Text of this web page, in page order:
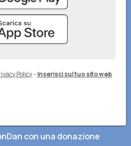
Policy–Inserisci sul tuo sito web
con una donazione